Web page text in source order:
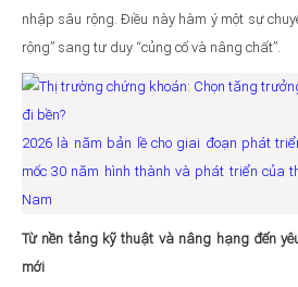
nhập sâu rộng. Điều này hàm ý một sự
rộng” sang tư duy “củng cố và nâng chất”.
2026 là năm bản lề cho giai đoạn phát
mốc 30 năm hình thành và phát triển của
Nam
Từ nền tảng kỹ thuật và nâng hạng đến
mới